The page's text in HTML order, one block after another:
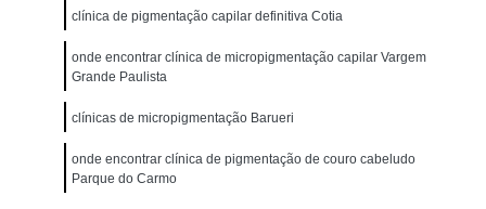
Micropigmentação Cabelo Feminino
Micropigmentação Cabelo Masculino
Micropigmentação Capilar Cabelo Grande
Micropigmentação Capilar Fio a Fio
clínica de pigmentação capilar definitiva Cotia
onde encontrar clínica de micropigmentação capilar Vargem
Grande Paulista
clínicas de micropigmentação Barueri
onde encontrar clínica de pigmentação de couro cabeludo
Parque do Carmo